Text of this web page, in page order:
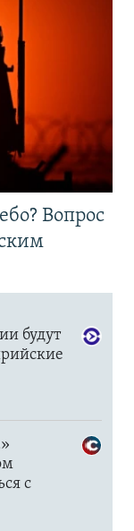
Вопрос